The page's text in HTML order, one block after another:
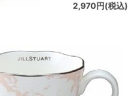
2,970円(税込)